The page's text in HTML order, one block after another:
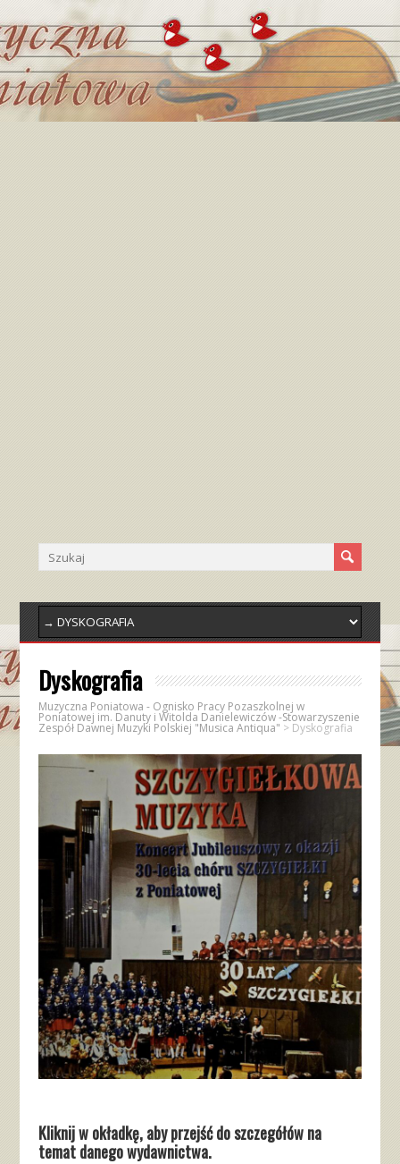
Dyskografia
Muzyczna Poniatowa - Ognisko Pracy Pozaszkolnej w
Poniatowej im. Danuty i Witolda Danielewiczów -Stowarzyszenie
Zespół Dawnej Muzyki Polskiej "Musica Antiqua" > Dyskografia
Kliknij w okładkę, aby przejść do szczegółów na
temat danego wydawnictwa.